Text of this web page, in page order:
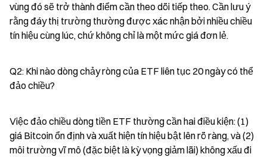
vùng đó sẽ trở thành điểm cần theo dõi tiếp theo. Cần lưu ý
rằng đáy thị trường thường được xác nhận bởi nhiều chiều
tín hiệu cùng lúc, chứ không chỉ là một mức giá đơn lẻ.
Q2: Khi nào dòng chảy ròng của ETF liên tục 20 ngày có thể
đảo chiều?
Việc đảo chiều dòng tiền ETF thường cần hai điều kiện: (1)
giá Bitcoin ổn định và xuất hiện tín hiệu bật lên rõ ràng, và (2)
môi trường vĩ mô (đặc biệt là kỳ vọng giảm lãi) không xấu đi